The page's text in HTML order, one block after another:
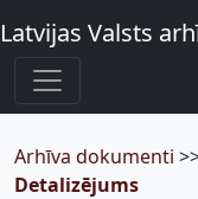
Latvijas Valsts
Arhīva dokumenti
Detalizējums